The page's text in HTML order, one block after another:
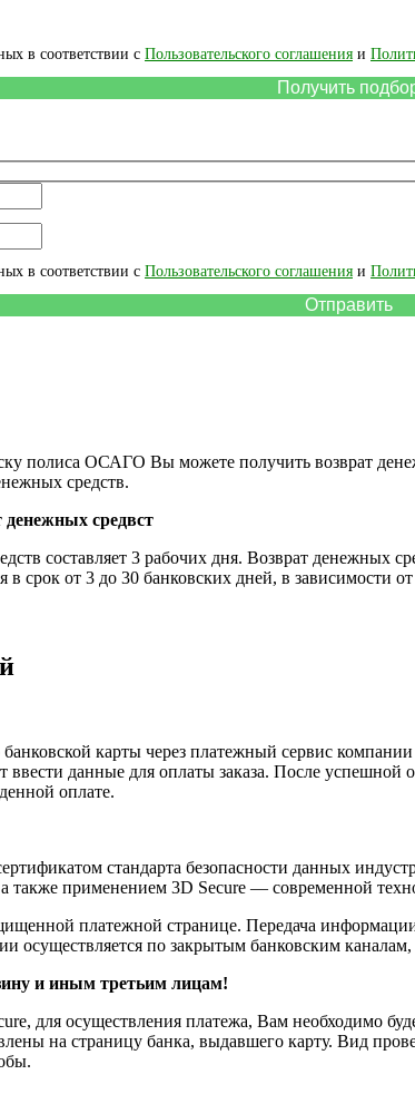
в соответствии с Пользовательского соглашения и
в соответствии с Пользовательского соглашения и
полиса ОСАГО Вы можете получить возврат
средств.
денежных средвст
составляет 3 рабочих дня. Возврат денежных
в срок от 3 до 30 банковских дней, в зависимости
карты через платежный сервис
ввести данные для оплаты заказа. После
оплате.
стандарта безопасности данных
применением 3D Secure — современной
платежной странице. Передача
осуществляется по закрытым банковским
и иным третьим лицам!
для осуществления платежа, Вам необходимо
на страницу банка, выдавшего карту. Вид